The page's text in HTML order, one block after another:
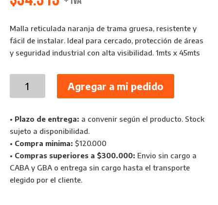
Malla reticulada naranja de trama gruesa, resistente y
fácil de instalar. Ideal para cercado, protección de áreas
y seguridad industrial con alta visibilidad. 1mts x 45mts
Reticulada
Trama
Gruesa
MG
cantidad
Agregar a mi pedido
• Plazo de entrega: a convenir según el producto. Stock
sujeto a disponibilidad.
• Compra minima: $120.000
• Compras superiores a $300.000: Envio sin cargo a
CABA y GBA o entrega sin cargo hasta el transporte
elegido por el cliente.